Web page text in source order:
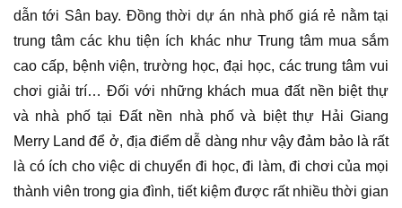
dẫn tới Sân bay. Đồng thời dự án nhà phố giá rẻ nằm tại
trung tâm các khu tiện ích khác như Trung tâm mua sắm
cao cấp, bệnh viện, trường học, đại học, các trung tâm vui
chơi giải trí… Đối với những khách mua đất nền biệt thự
và nhà phố tại Đất nền nhà phố và biệt thự Hải Giang
Merry Land để ở, địa điểm dễ dàng như vậy đảm bảo là rất
là có ích cho việc di chuyển đi học, đi làm, đi chơi của mọi
thành viên trong gia đình, tiết kiệm được rất nhiều thời gian